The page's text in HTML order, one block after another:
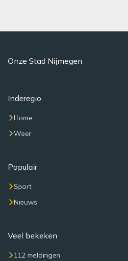
Onze Stad Nijmegen
Inderegio
Home
Weer
Populair
Sport
Nieuws
Veel bekeken
112 meldingen